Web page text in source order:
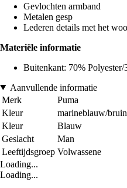
Gevlochten armband
Metalen gesp
Lederen details met het
Materiële informatie
Buitenkant: 70% Polyester/
Aanvullende informatie
Merk
Puma
Kleur
marineblauw/bruin
Kleur
Blauw
Geslacht
Man
Leeftijdsgroep Volwassene
Loading...
Loading...